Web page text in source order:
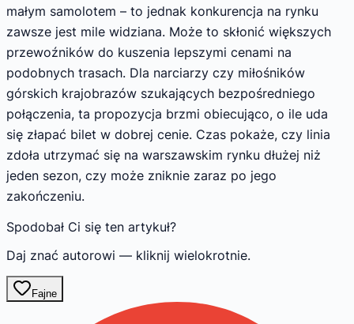
małym samolotem – to jednak konkurencja na rynku
zawsze jest mile widziana. Może to skłonić większych
przewoźników do kuszenia lepszymi cenami na
podobnych trasach. Dla narciarzy czy miłośników
górskich krajobrazów szukających bezpośredniego
połączenia, ta propozycja brzmi obiecująco, o ile uda
się złapać bilet w dobrej cenie. Czas pokaże, czy linia
zdoła utrzymać się na warszawskim rynku dłużej niż
jeden sezon, czy może zniknie zaraz po jego
zakończeniu.
Spodobał Ci się ten artykuł?
Daj znać autorowi — kliknij wielokrotnie.
Fajne